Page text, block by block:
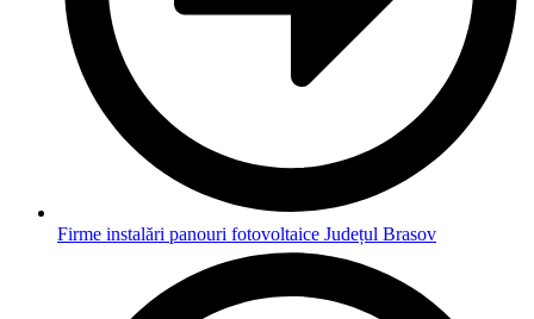
Firme instalări panouri fotovoltaice Județul Brasov